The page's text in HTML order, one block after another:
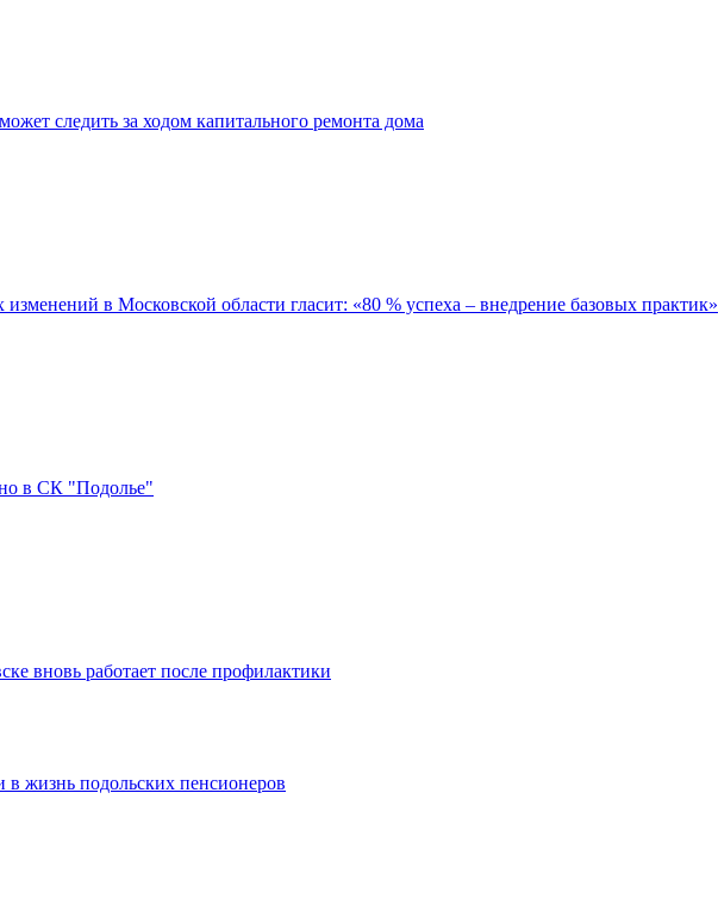
следить за ходом капитального ремонта дома
в Московской области гласит: «80 % успеха – внедрение базовых практик»
в СК "Подолье"
вновь работает после профилактики
жизнь подольских пенсионеров